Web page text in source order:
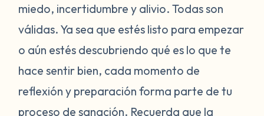
miedo, incertidumbre y alivio. Todas son
válidas. Ya sea que estés listo para empezar
o aún estés descubriendo qué es lo que te
hace sentir bien, cada momento de
reflexión y preparación forma parte de tu
proceso de sanación. Recuerda que la